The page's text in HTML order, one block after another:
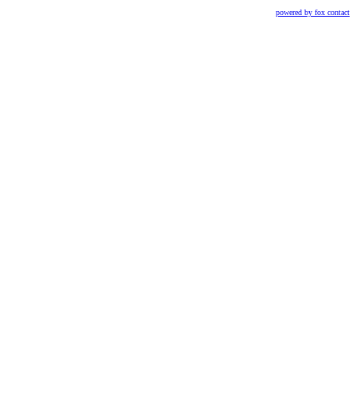
powered by fox contact